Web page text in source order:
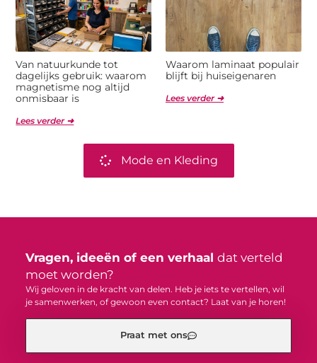
Van natuurkunde tot
dagelijks gebruik: waarom
magnetisme nog altijd
onmisbaar is
Lees verder ➜
Waarom laminaat populair
blijft bij huiseigenaren
Lees verder ➜
Mode en Kleding
Vragen, ideeën of een verhaal dat verteld
moet worden?
Wij geloven in de kracht van delen. Heb je iets te vertellen, wil
je samenwerken, of gewoon even contact? Laat van je horen!
Praat met ons